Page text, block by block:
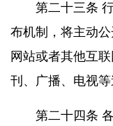
第二十三条
布机制，将主动
网站或者其他互
刊、广播、电视等
第二十四条